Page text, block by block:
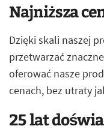
Najniższa
Dzięki skali naszej
przetwarzać
oferować nasze
cenach, bez utraty
25 lat